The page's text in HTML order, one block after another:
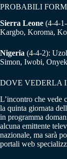
PROBABILI
Sierra Leone (4-4-
Kargbo, Koroma,
Nigeria (4-4-2):
Simon, Iwobi,
DOVE VEDERLA
L’incontro che vede
la quinta giornata
in programma
alcuna emittente
nazionale, ma sarà
portali web